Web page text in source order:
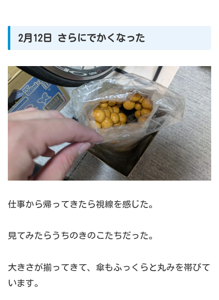
2月12日 さらにでかくなった
仕事から帰ってきたら視線を感じた。
見てみたらうちのきのこたちだった。
大きさが揃ってきて、傘もふっくらと丸みを帯びて
います。